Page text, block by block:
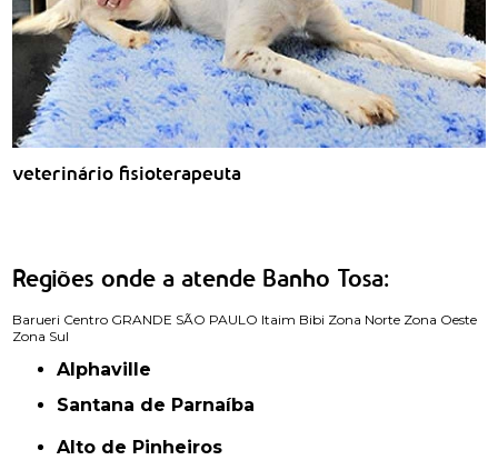
veterinário fisioterapeuta
Regiões onde a atende Banho Tosa:
Barueri Centro GRANDE SÃO PAULO Itaim Bibi Zona Norte Zona Oeste
Zona Sul
Alphaville
Santana de Parnaíba
Alto de Pinheiros